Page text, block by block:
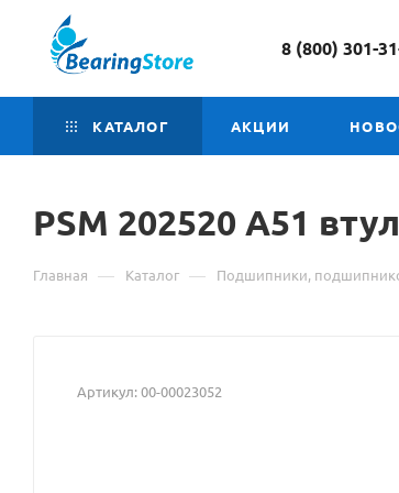
8 (800) 301-
КАТАЛОГ АКЦИИ
PSM 202520 A51
Главная — Каталог — Подшипники,
Артикул:00-00023052